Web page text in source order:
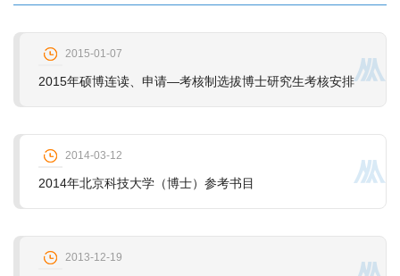
2015-01-07
2015年硕博连读、申请―考核制选拔博士研究生考核安排
2014-03-12
2014年北京科技大学（博士）参考书目
2013-12-19